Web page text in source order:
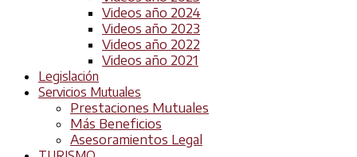
Videos año 2024
Videos año 2023
Videos año 2022
Videos año 2021
Legislación
Servicios Mutuales
Prestaciones Mutuales
Más Beneficios
Asesoramientos Legal